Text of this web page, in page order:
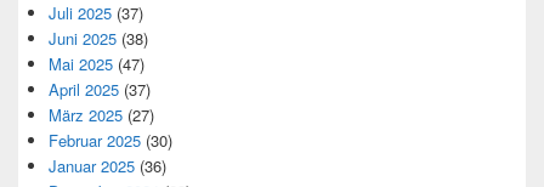
Juli 2025 (37)
Juni 2025 (38)
Mai 2025 (47)
April 2025 (37)
März 2025 (27)
Februar 2025 (30)
Januar 2025 (36)